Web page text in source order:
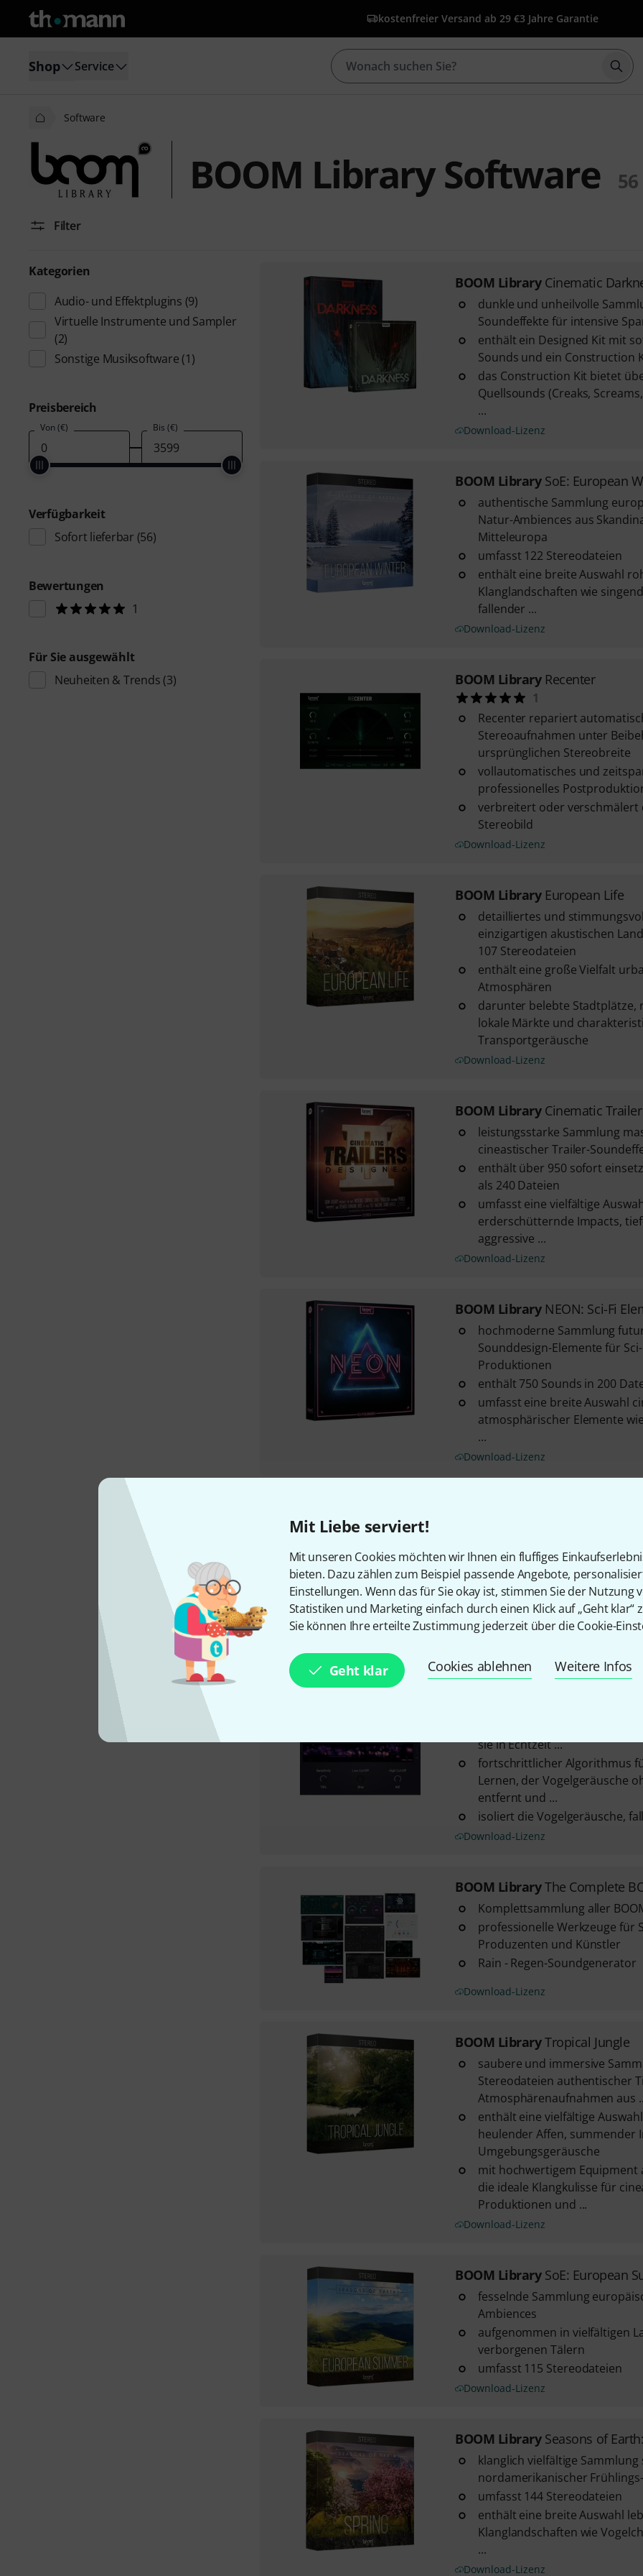
Mit Liebe serviert!
Mit unseren Cookies möchten wir Ihnen ein fluffiges
bieten. Dazu zählen zum Beispiel passende Angebote,
Einstellungen. Wenn das für Sie okay ist, stimmen Sie der Nutzung
Statistiken und Marketing einfach durch einen Klick auf „Geht klar“
Sie können Ihre erteilte Zustimmung jederzeit über die Cookie-
Geht klar Cookies ablehnen Weitere Infos
kostenfreier Versand ab 29 €3 Jahre Garantie
Shop Service
Software
BOOM Library Software 56
Filter
Kategorien
Audio- und Effektplugins (9)
Virtuelle Instrumente und Sampler
(2)
Sonstige Musiksoftware (1)
Preisbereich
Von (€) Bis (€)
Verfügbarkeit
Sofort lieferbar (56)
Bewertungen
1
Für Sie ausgewählt
Neuheiten & Trends (3)
BOOM Library Cinematic
dunkle und unheilvolle
Soundeffekte für intensive
enthält ein Designed Kit mit
Sounds und ein Construction
das Construction Kit bietet
Quellsounds (Creaks,
...
Download-Lizenz
BOOM Library SoE: European
authentische Sammlung
Natur-Ambiences aus
Mitteleuropa
umfasst 122 Stereodateien
enthält eine breite Auswahl
Klanglandschaften wie
fallender ...
Download-Lizenz
BOOM Library Recenter
1
Recenter repariert
Stereoaufnahmen unter
ursprünglichen Stereobreite
vollautomatisches und
professionelles
verbreitert oder verschmälert
Stereobild
Download-Lizenz
BOOM Library European Life
detailliertes und
einzigartigen akustischen
107 Stereodateien
enthält eine große Vielfalt
Atmosphären
darunter belebte Stadtplätze,
lokale Märkte und
Transportgeräusche
Download-Lizenz
BOOM Library Cinematic
leistungsstarke Sammlung
cineastischer Trailer-
enthält über 950 sofort
als 240 Dateien
umfasst eine vielfältige
erderschütternde Impacts,
aggressive ...
Download-Lizenz
BOOM Library NEON: Sci-Fi
hochmoderne Sammlung
Sounddesign-Elemente für
Produktionen
enthält 750 Sounds in 200
umfasst eine breite Auswahl
atmosphärischer Elemente
...
Download-Lizenz
umfasst 88 Stereodateien
enthält eine breite Auswahl
Klanglandschaften wie
Kojotenheulen, Kolibris, ...
Download-Lizenz
Vogelgeräusch-Entfernungs-
sie in Echtzeit ...
fortschrittlicher Algorithmus
Lernen, der Vogelgeräusche
entfernt und ...
isoliert die Vogelgeräusche,
Download-Lizenz
BOOM LibraryThe Complete
Komplettsammlung aller
professionelle Werkzeuge für
Produzenten und Künstler
Rain - Regen-Soundgenerator
Download-Lizenz
BOOM LibraryTropical Jungle
saubere und immersive
Stereodateien authentischer
Atmosphärenaufnahmen aus
enthält eine vielfältige
heulender Affen, summender
Umgebungsgeräusche
mit hochwertigem Equipment
die ideale Klangkulisse für
Produktionen und ...
Download-Lizenz
BOOM Library SoE: European
fesselnde Sammlung
Ambiences
aufgenommen in vielfältigen
verborgenen Tälern
umfasst 115 Stereodateien
Download-Lizenz
BOOM Library Seasons of
klanglich vielfältige Sammlung
nordamerikanischer
umfasst 144 Stereodateien
enthält eine breite Auswahl
Klanglandschaften wie
...
Download-Lizenz